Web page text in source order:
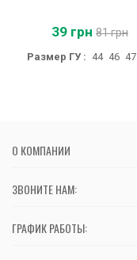
39 грн 81 грн
Размер ГУ : 44 46 47
О КОМПАНИИ
ЗВОНИТЕ НАМ:
ГРАФИК РАБОТЫ: